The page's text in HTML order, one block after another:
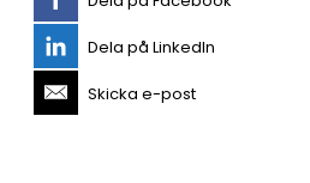
Dela på LinkedIn
Skicka e-post